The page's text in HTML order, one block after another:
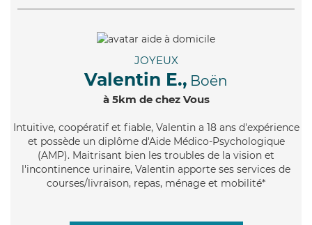
JOYEUX
Valentin E., Boën
à 5km de chez Vous
Intuitive, coopératif et fiable, Valentin a 18 ans d'expérience
et possède un diplôme d'Aide Médico-Psychologique
(AMP). Maitrisant bien les troubles de la vision et
l'incontinence urinaire, Valentin apporte ses services de
courses/livraison, repas, ménage et mobilité*